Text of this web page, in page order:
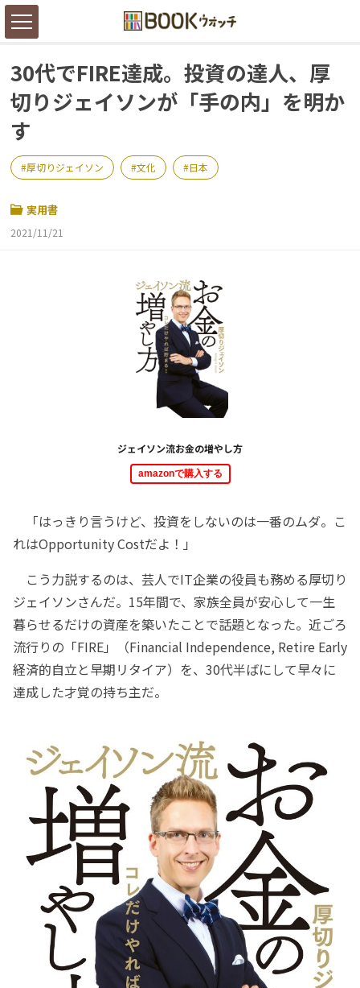
30代でFIRE達成。投資の達人、厚
切りジェイソンが「手の内」を明か
す
厚切りジェイソン 文化 日本
実用書
2021/11/21
ジェイソン流お金の増やし方
amazonで購入する
「はっきり言うけど、投資をしないのは一番のムダ。こ
れはOpportunity Costだよ！」
こう力説するのは、芸人でIT企業の役員も務める厚切り
ジェイソンさんだ。15年間で、家族全員が安心して一生
暮らせるだけの資産を築いたことで話題となった。近ごろ
流行りの「FIRE」（Financial Independence, Retire Early
経済的自立と早期リタイア）を、30代半ばにして早々に
達成した才覚の持ち主だ。